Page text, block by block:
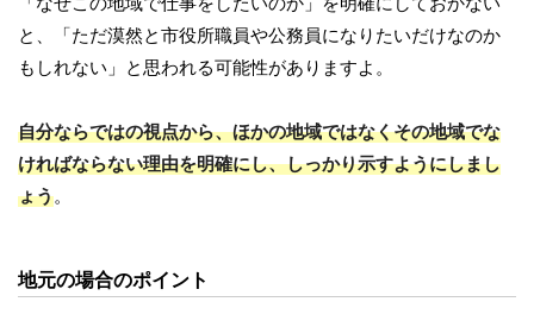
と、「ただ漠然と市役所職員や公務員になりたいだけなのか
もしれない」と思われる可能性がありますよ。
自分ならではの視点から、ほかの地域ではなくその地域でな
ければならない理由を明確にし、しっかり示すようにしまし
ょう。
地元の場合のポイント